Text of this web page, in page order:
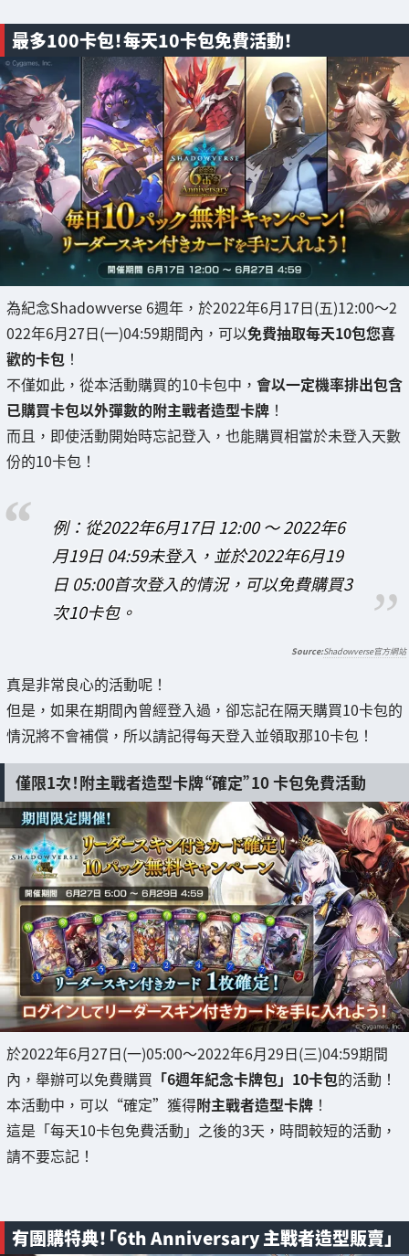
最多100卡包！每天10卡包免費活動！
為紀念Shadowverse 6週年，於2022年6月17日(五)12:00～2
022年6月27日(一)04:59期間內，可以免費抽取每天10包您喜
歡的卡包 ！
不僅如此，從本活動購買的10卡包中， 會以一定機率排出包含
已購買卡包以外彈數的附主戰者造型卡牌 ！
而且，即使活動開始時忘記登入，也能購買相當於未登入天數
份的10卡包！
例：從2022年6月17日 12:00 ～ 2022年6
月19日 04:59未登入，並於2022年6月19
日 05:00首次登入的情況，可以免費購買3
次10卡包。
Shadowverse官方網站
真是非常良心的活動呢！
但是，如果在期間內曾經登入過，卻忘記在隔天購買10卡包的
情況將不會補償，所以請記得每天登入並領取那10卡包！
僅限1次！附主戰者造型卡牌“確定”10 卡包免費活動
於2022年6月27日(一)05:00～2022年6月29日(三)04:59期間
內，舉辦可以免費購買 「6週年紀念卡牌包」10卡包的活動！
本活動中，可以“確定”獲得附主戰者造型卡牌 ！
這是「每天10卡包免費活動」之後的3天，時間較短的活動，
請不要忘記！
有團購特典！「6th Anniversary 主戰者造型販賣」